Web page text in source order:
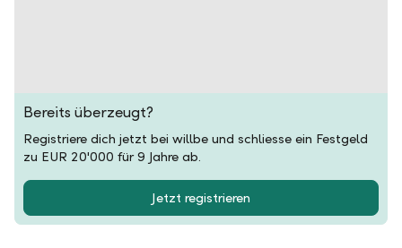
Bereits überzeugt?
Registriere dich jetzt bei willbe und schliesse ein Festgeld
zu EUR 20'000 für 9 Jahre ab.
Jetzt registrieren